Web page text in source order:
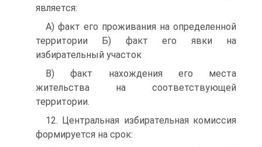
является:
A) факт его проживания на определенной
территории Б) факт его явки на
избирательный участок
B) факт нахождения его места
жительства на соответствующей
территории.
12. Центральная избирательная комиссия
формируется на срок: